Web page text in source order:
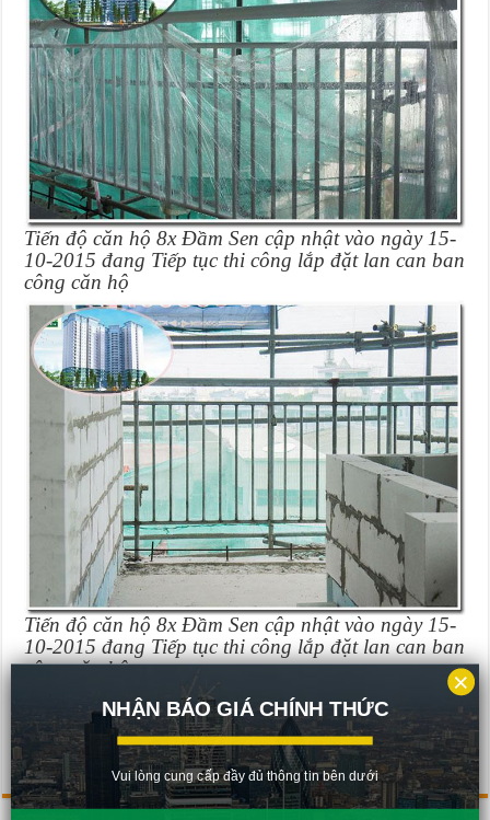
Tiến độ căn hộ 8x Đầm Sen cập nhật vào ngày 15-
10-2015 đang Tiếp tục thi công lắp đặt lan can ban
công căn hộ
Tiến độ căn hộ 8x Đầm Sen cập nhật vào ngày 15-
10-2015 đang Tiếp tục thi công lắp đặt lan can ban
công căn hộ
Rate this post
NHẬN BÁO GIÁ CHÍNH THỨC
Vui lòng cung cấp đầy đủ thông tin bên dưới
×